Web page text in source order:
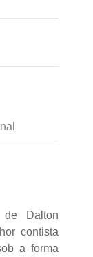
Dalton
contista
a forma